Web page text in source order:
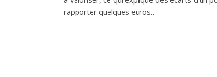
rapporter quelques euros…